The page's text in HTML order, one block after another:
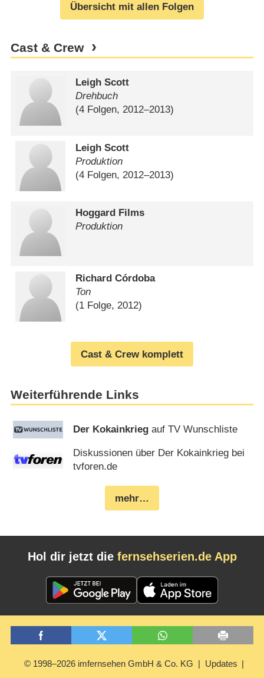
Übersicht mit allen Folgen
Cast & Crew
Leigh Scott
Drehbuch
(4 Folgen, 2012⁠–⁠2013)
Leigh Scott
Produktion
(4 Folgen, 2012⁠–⁠2013)
Hoggard Films
Produktion
Richard Córdoba
Ton
(1 Folge, 2012)
Cast & Crew komplett
Weiterführende Links
Der Kokainkrieg auf TV Wunschliste
Diskussionen über Der Kokainkrieg bei
tvforen.de
mehr…
Hol dir jetzt die fernsehserien.de App
© 1998–2026 imfernsehen GmbH & Co. KG Updates